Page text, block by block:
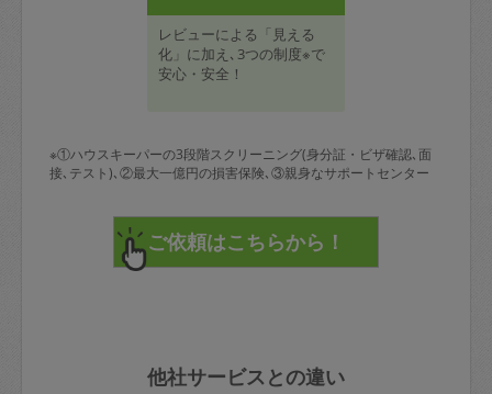
レビューによる「見える
化」に加え､3つの制度※で
安心・安全！
※①ハウスキーパーの3段階スクリーニング(身分証・ビザ確認､面
接､テスト)､②最大一億円の損害保険､③親身なサポートセンター
他社サービスとの違い